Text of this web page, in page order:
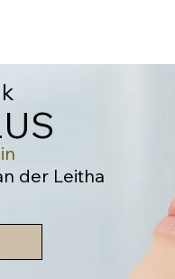
der Leitha